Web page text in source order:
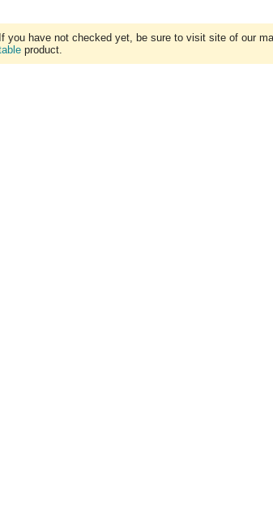
If you have not checked yet, be sure to visit site of our
product.